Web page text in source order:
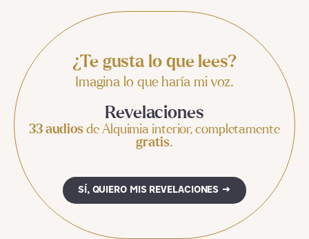
¿Te gusta lo que lees?
Imagina lo que haría mi voz.
Revelaciones
33 audios de Alquimia interior, completamente
gratis.
SÍ, QUIERO MIS REVELACIONES →